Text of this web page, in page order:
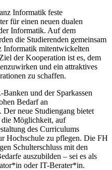
Informatik feste
für einen neuen dualen
Informatik. Auf dem
die Studierenden gemeinsam
Informatik mitentwickelten
der Kooperation ist es, dem
und ein attraktives
zu schaffen.
und der Sparkassen
Bedarf an
neue Studiengang bietet
Möglichkeit, auf
des Curriculums
Hochschule zu pflegen. Die FH
Schulterschluss mit den
auszubilden – sei es als
oder IT-Berater*in.